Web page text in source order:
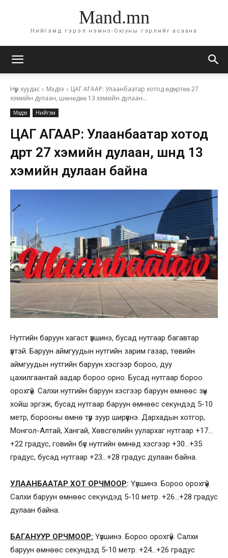
Mand.mn
Нийгэмд гэрэл нэмнэ-Оюуны гэрлийг асаана
Нүүр хуудас Мэдээ
ЦАГ АГААР: Улаанбаатар хотод өдөртөө 27
хэмийн дулаан, шөнөдөө 13 хэмийн дулаан...
Мэдээ Нийгэм
ЦАГ АГААР: Улаанбаатар хотод
өдөртөө 27 хэмийн дулаан, шөнөдөө 13
хэмийн дулаан байна
Нутгийн баруун хагаст үүлшинэ, бусад нутгаар багавтар
үүлтэй. Баруун аймгуудын нутгийн зарим газар, төвийн
аймгуудын нутгийн баруун хэсгээр бороо, дуу
цахилгаантай аадар бороо орно. Бусад нутгаар бороо
орохгүй. Салхи нутгийн баруун хэсгээр баруун өмнөөс зүүн
хойш эргэж, бусад нутгаар баруун өмнөөс секундэд 5-10
метр, борооны өмнө түр зуур ширүүснэ. Дархадын хотгор,
Монгол-Алтай, Хангай, Хөвсгөлийн уулархаг нутгаар +17…
+22 градус, говийн бүс нутгийн өмнөд хэсгээр +30…+35
градус, бусад нутгаар +23…+28 градус дулаан байна.
УЛААНБААТАР ХОТ ОРЧМООР: Үүлшинэ. Бороо орохгүй.
Салхи баруун өмнөөс секундэд 5-10 метр. +26…+28 градус
дулаан байна.
БАГАНУУР ОРЧМООР: Үүлшинэ. Бороо орохгүй. Салхи
баруун өмнөөс секундэд 5-10 метр. +24…+26 градус